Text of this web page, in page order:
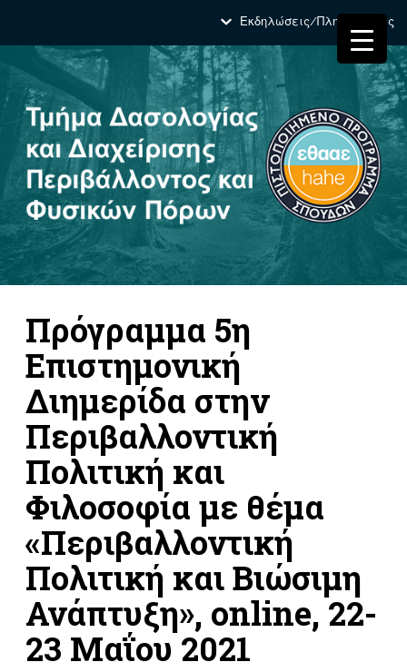
Εκδηλώσεις/Πληροφορίες
Πρόγραμμα 5η
Επιστημονική
Διημερίδα στην
Περιβαλλοντική
Πολιτική και
Φιλοσοφία με θέμα
«Περιβαλλοντική
Πολιτική και Βιώσιμη
Ανάπτυξη», online, 22-
23 Μαΐου 2021